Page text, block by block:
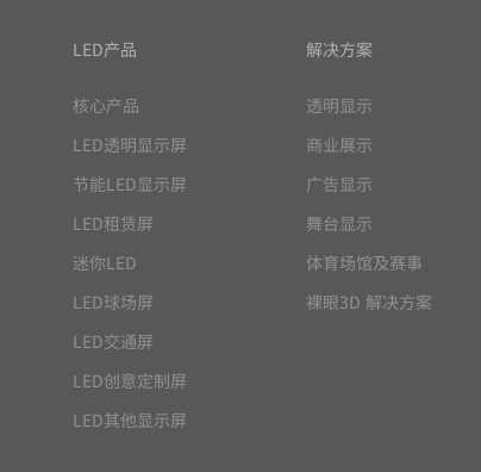
LED产品
核心产品
LED透明显示屏
节能LED显示屏
LED租赁屏
迷你LED
LED球场屏
LED交通屏
LED创意定制屏
LED其他显示屏
解决方案
透明显示
商业展示
广告显示
舞台显示
体育场馆及赛事
裸眼3D 解决方案